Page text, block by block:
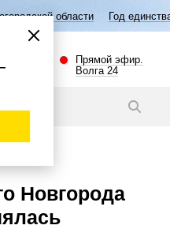
Год единства народов России
Прямой эфир.
Волга 24
Новгорода